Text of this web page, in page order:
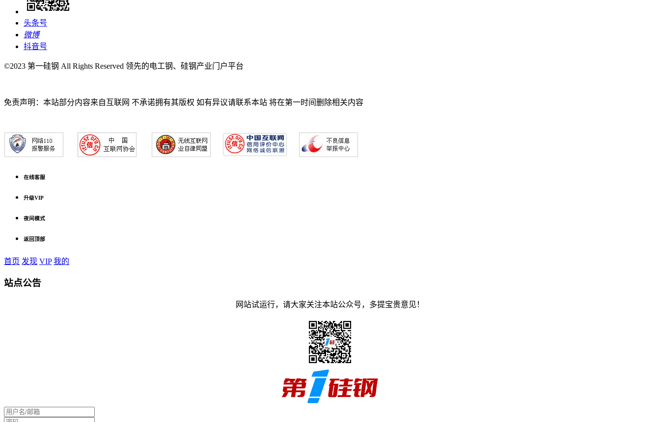
头条号
微博
抖音号
©2023 第一硅钢 All Rights Reserved 领先的电工钢、硅钢产业门户平台
免责声明：本站部分内容来自互联网 不承诺拥有其版权 如有异议请联系本站 将在第一时间删除相关内容
在线客服
升级VIP
夜间模式
返回顶部
首页 发现 VIP 我的
站点公告
网站试运行，请大家关注本站公众号，多提宝贵意见！